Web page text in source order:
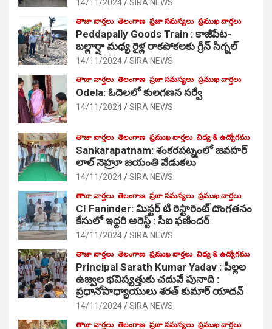
14/11/2024 SIRA NEWS
తాజా వార్తలు తెలంగాణ ప్రజా సమస్యలు ప్రముఖ వార్తలు
Peddapally Goods Train : కాజీపేట-
బల్లార్షా మధ్య రైళ్ల రాకపోకలకు గ్రీన్ సిగ్నల్
14/11/2024 SIRA NEWS
తాజా వార్తలు తెలంగాణ ప్రజా సమస్యలు ప్రముఖ వార్తలు
Odela: ఓదెలలో కులగణన సర్వే
14/11/2024 SIRA NEWS
తాజా వార్తలు తెలంగాణ ప్రముఖ వార్తలు విద్య & ఉద్యోగము
Sankarapatnam: శంకరపట్నంలో జవహర్
లాల్ నెహ్రూ జయంతి వేడుకలు
14/11/2024 SIRA NEWS
తాజా వార్తలు తెలంగాణ ప్రజా సమస్యలు ప్రముఖ వార్తలు
CI Faninder: మిస్టర్ టి రెస్టారెంట్ దొంగతనం
కేసులో ఇద్దరి అరెస్ట్ : సీఐ ఫణిందర్
14/11/2024 SIRA NEWS
తాజా వార్తలు తెలంగాణ ప్రముఖ వార్తలు విద్య & ఉద్యోగము
Principal Sarath Kumar Yadav : పిల్లల
ఉజ్వల భవిష్యత్తుకు చదువే పునాది :
ప్రధానోపాధ్యాయులు శరత్ కుమార్ యాదవ్
14/11/2024 SIRA NEWS
తాజా వార్తలు తెలంగాణ ప్రజా సమస్యలు ప్రముఖ వార్తలు